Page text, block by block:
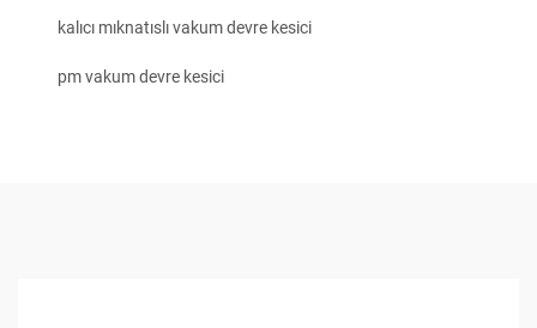
kalıcı mıknatıslı vakum devre kesici
pm vakum devre kesici